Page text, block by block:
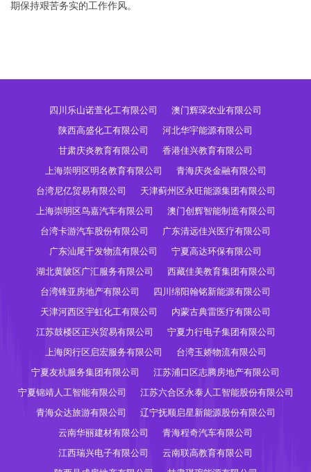
期保持艰苦务实的工作作风。
四川乐山诺萱化工有限公司
澳门辉琛农业有限公司
陕西高盛化工有限公司
河北华宇能源有限公司
甘肃庆炎教育有限公司
香港佳兴教育有限公司
上海崇明区明名教育有限公司
青海庆炎金融有限公司
台湾尼亿贸易有限公司
天津蓟州区永旺能源集团有限公司
上海崇明区鸟嘉汽车有限公司
澳门创辉智能制造有限公司
台湾卡游汽车股份有限公司
广东清远佳兴医疗有限公司
广东汕尾千发物流有限公司
宁夏高达环保有限公司
湖北黄陂区广汇服务有限公司
西藏佳美教育集团有限公司
台湾锋亚房地产有限公司
四川绵阳翰铭新能源有限公司
天津河西区宇虹化工有限公司
内蒙古典雷医疗有限公司
江苏鼓楼区正兴贸易有限公司
宁夏力行电子集团有限公司
上海闵行区启宏服务有限公司
台湾玉娇物流有限公司
宁夏友杭服务集团有限公司
江苏浦口区志腾房地产有限公司
宁夏锦靖人工智能有限公司
江苏六合区永泰人工智能股份有限公司
青海众达旅游有限公司
辽宁抚顺启星新能源股份有限公司
云南华丽建材有限公司
青海程奇汽车有限公司
江西瑞兴电子有限公司
云南联高教育有限公司